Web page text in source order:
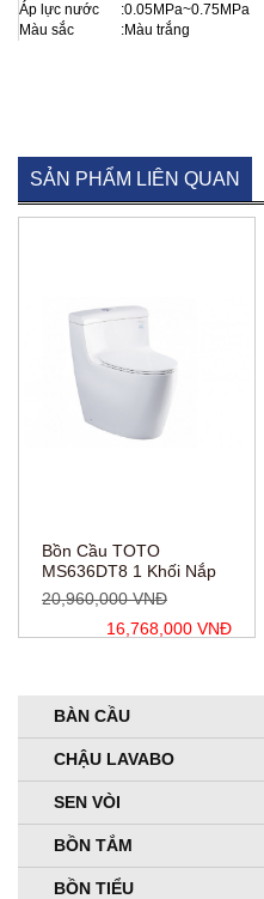
Áp lực nước
:0.05MPa~0.75MPa
Màu sắc
:Màu trắng
SẢN PHẨM LIÊN QUAN
Bồn Cầu TOTO
MS636DT8 1 Khối Nắp
TC600VS
20,960,000 VNĐ
16,768,000 VNĐ
BÀN CẦU
CHẬU LAVABO
SEN VÒI
BỒN TẮM
BỒN TIỂU